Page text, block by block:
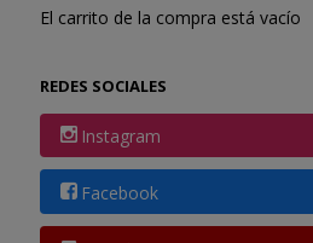
El carrito de la compra está vacío
REDES SOCIALES
Instagram
Facebook